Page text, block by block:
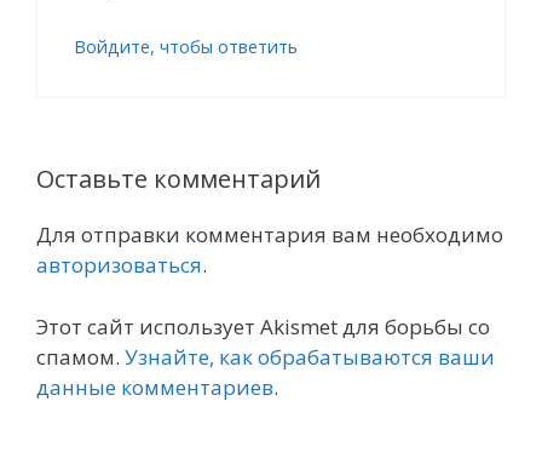
Войдите, чтобы ответить
Оставьте комментарий
Для отправки комментария вам необходимо
авторизоваться.
Этот сайт использует Akismet для борьбы со
спамом. Узнайте, как обрабатываются ваши
данные комментариев.